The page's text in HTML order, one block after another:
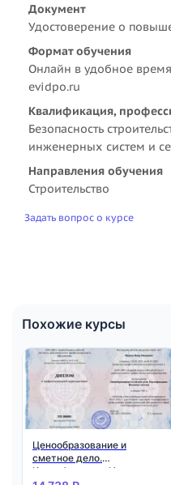
Документ
Удостоверение о
Формат обучения
Онлайн в удобное
evidpo.ru
Квалификация,
Безопасность
инженерных систем и
Направления обучения
Строительство
Задать вопрос о курсе
Похожие курсы
Ценообразование и
сметное дело.
Квалификация: Инженер-